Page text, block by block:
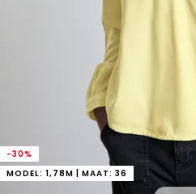
-30%
MODEL: 1,78M | MAAT: 36